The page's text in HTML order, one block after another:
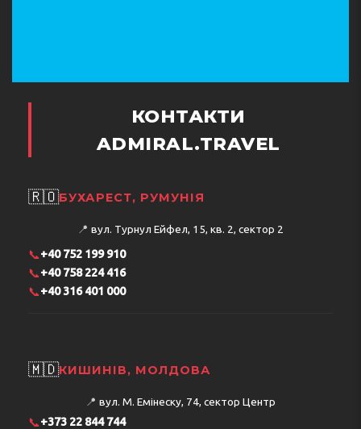
КОНТАКТИ
ADMIRAL.TRAVEL
🇷🇴БУХАРЕСТ, РУМУНІЯ
📍 вул. Турнул Ейфел, 15, кв. 2, сектор 2
📞+40 752 199 910
📞+40 758 224 416
📞+40 316 401 000
🇲🇩КИШИНІВ, МОЛДОВА
📍 вул. М. Емінеску, 74, сектор Центр
📞+373 22 844 744